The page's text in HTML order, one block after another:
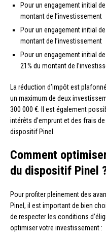
Pour un engagement initial
montant de l’investissement
Pour un engagement initial
montant de l’investissement
Pour un engagement initial
21% du montant de
La réduction d’impôt est
un maximum de deux
300 000 €. Il est également
intérêts d’emprunt et des frais
dispositif Pinel.
Comment
du dispositif Pinel
Pour profiter pleinement des
Pinel, il est important de bien
de respecter les conditions
optimiser votre investissement :